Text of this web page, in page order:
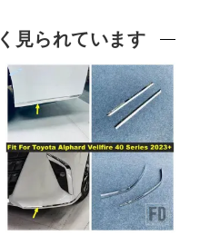
見られています